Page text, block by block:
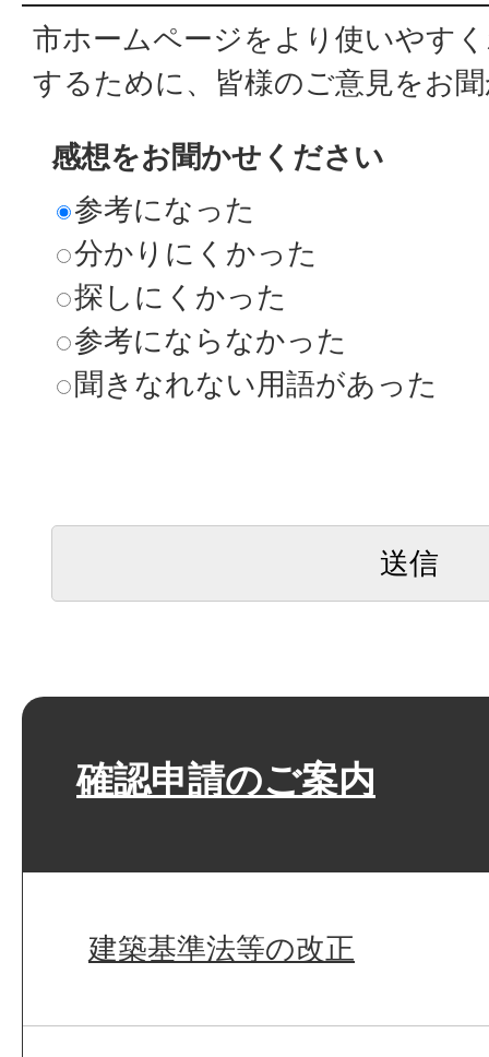
市ホームページをより使いやす
するために、皆様のご意見をお
感想をお聞かせください
参考になった
分かりにくかった
探しにくかった
参考にならなかった
聞きなれない用語があった
確認申請のご案内
建築基準法等の改正